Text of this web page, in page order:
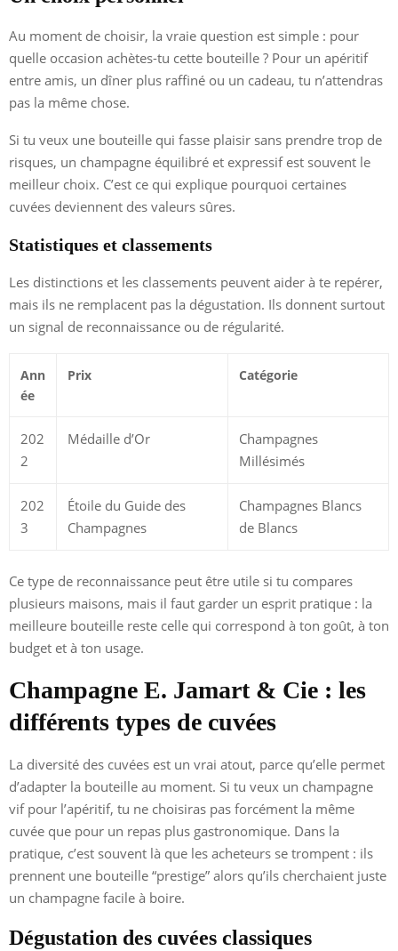
Au moment de choisir, la vraie question est simple : pour
quelle occasion achètes-tu cette bouteille ? Pour un apéritif
entre amis, un dîner plus raffiné ou un cadeau, tu n’attendras
pas la même chose.
Si tu veux une bouteille qui fasse plaisir sans prendre trop de
risques, un champagne équilibré et expressif est souvent le
meilleur choix. C’est ce qui explique pourquoi certaines
cuvées deviennent des valeurs sûres.
Statistiques et classements
Les distinctions et les classements peuvent aider à te repérer,
mais ils ne remplacent pas la dégustation. Ils donnent surtout
un signal de reconnaissance ou de régularité.
Ann
ée
Prix Catégorie
202
2
Médaille d’Or
Champagnes
Millésimés
202
3
Étoile du Guide des
Champagnes
Champagnes Blancs
de Blancs
Ce type de reconnaissance peut être utile si tu compares
plusieurs maisons, mais il faut garder un esprit pratique : la
meilleure bouteille reste celle qui correspond à ton goût, à ton
budget et à ton usage.
Champagne E. Jamart & Cie : les
différents types de cuvées
La diversité des cuvées est un vrai atout, parce qu’elle permet
d’adapter la bouteille au moment. Si tu veux un champagne
vif pour l’apéritif, tu ne choisiras pas forcément la même
cuvée que pour un repas plus gastronomique. Dans la
pratique, c’est souvent là que les acheteurs se trompent : ils
prennent une bouteille “prestige” alors qu’ils cherchaient juste
un champagne facile à boire.
Dégustation des cuvées classiques